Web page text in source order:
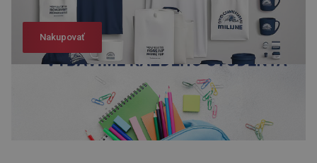
Nakupovať